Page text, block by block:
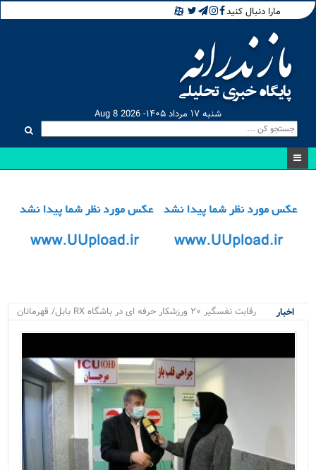
مارا دنبال کنید
شنبه ۱۷ مرداد ۱۴۰۵- Aug 8 2026
اخبار
رقابت نفسگیر ۲۰ ورزشکار حرفه ای در باشگاه RX بابل/ قهرمانان